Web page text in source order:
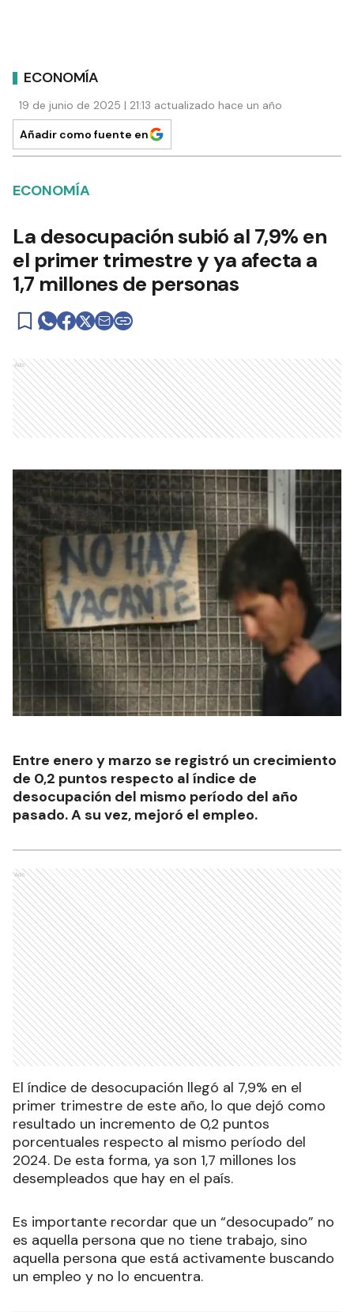
ECONOMÍA
19 de junio de 2025 | 21:13 actualizado hace un año
Añadir como fuente en
ECONOMÍA
La desocupación subió al 7,9% en
el primer trimestre y ya afecta a
1,7 millones de personas
Ads
Entre enero y marzo se registró un crecimiento
de 0,2 puntos respecto al índice de
desocupación del mismo período del año
pasado. A su vez, mejoró el empleo.
Ads
El índice de desocupación llegó al 7,9% en el
primer trimestre de este año, lo que dejó como
resultado un incremento de 0,2 puntos
porcentuales respecto al mismo período del
2024. De esta forma, ya son 1,7 millones los
desempleados que hay en el país.
Es importante recordar que un “desocupado” no
es aquella persona que no tiene trabajo, sino
aquella persona que está activamente buscando
un empleo y no lo encuentra.